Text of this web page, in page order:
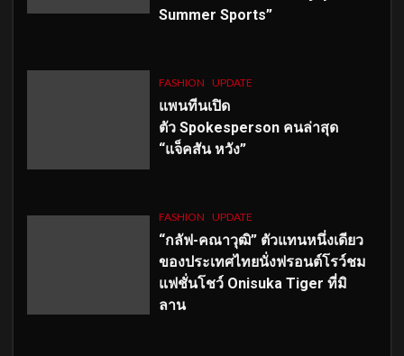
Summer Sports”
FASHION UPDATE
แพนทีนเปิด
ตัว Spokesperson คนล่าสุด
“แจ็คสัน หวัง”
FASHION UPDATE
“กลัฟ-คณาวุฒิ” ตัวแทนหนึ่งเดียว
ของประเทศไทยนั่งฟรอนต์โรว์ชม
แฟชั่นโชว์ Onisuka Tiger ที่มิ
ลาน